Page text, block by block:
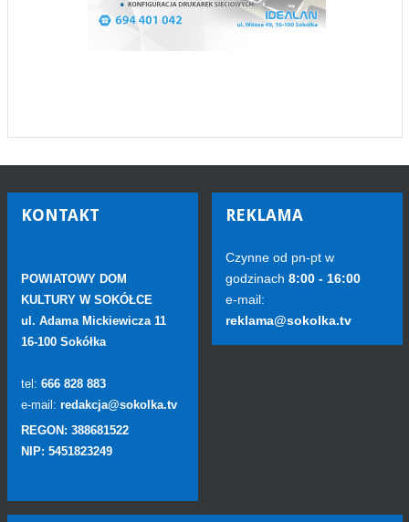
KONTAKT
POWIATOWY DOM
KULTURY W SOKÓŁCE
ul. Adama Mickiewicza 11
16-100 Sokółka
tel: 666 828 883
e-mail: redakcja@sokolka.tv
REGON: 388681522
NIP: 5451823249
REKLAMA
Czynne od pn-pt w
godzinach 8:00 - 16:00
e-mail:
reklama@sokolka.tv